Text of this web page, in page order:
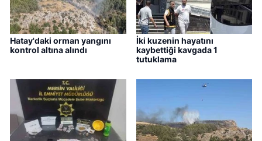
Hatay'daki orman yangını
kontrol altına alındı
İki kuzenin hayatını
kaybettiği kavgada 1
tutuklama